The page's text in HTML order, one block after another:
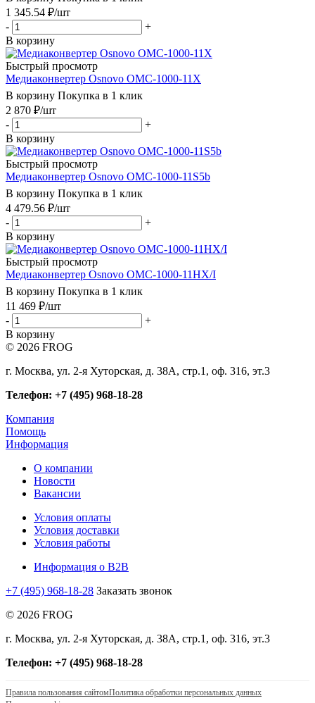
1 345.54 ₽/шт
-
+
В корзину
Быстрый просмотр
Медиаконвертер Osnovo OMC-1000-11X
В корзину Покупка в 1 клик
2 870 ₽/шт
-
+
В корзину
Быстрый просмотр
Медиаконвертер Osnovo OMC-1000-11S5b
В корзину Покупка в 1 клик
4 479.56 ₽/шт
-
+
В корзину
Быстрый просмотр
Медиаконвертер Osnovo OMC-1000-11HX/I
В корзину Покупка в 1 клик
11 469 ₽/шт
-
+
В корзину
© 2026 FROG
г. Москва, ул. 2-я Хуторская, д. 38А, стр.1, оф. 316, эт.3
Телефон: +7 (495) 968-18-28
Компания
Помощь
Информация
О компании
Новости
Вакансии
Условия оплаты
Условия доставки
Условия работы
Информация о B2B
+7 (495) 968-18-28 Заказать звонок
© 2026 FROG
г. Москва, ул. 2-я Хуторская, д. 38А, стр.1, оф. 316, эт.3
Телефон: +7 (495) 968-18-28
Правила пользования сайтомПолитика обработки персональных данных